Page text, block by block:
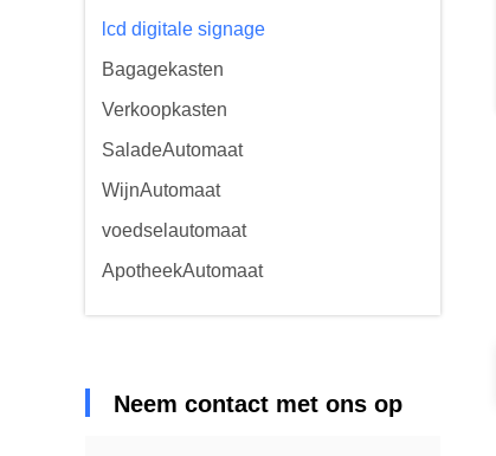
lcd digitale signage
Bagagekasten
Verkoopkasten
SaladeAutomaat
WijnAutomaat
voedselautomaat
ApotheekAutomaat
Neem contact met ons op